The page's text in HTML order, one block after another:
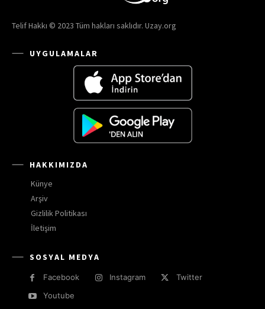
Telif Hakkı © 2023 Tüm hakları saklıdır. Uzay.org
UYGULAMALAR
HAKKIMIZDA
Künye
Arşiv
Gizlilik Politikası
İletişim
SOSYAL MEDYA
Facebook Instagram
Twitter
Youtube